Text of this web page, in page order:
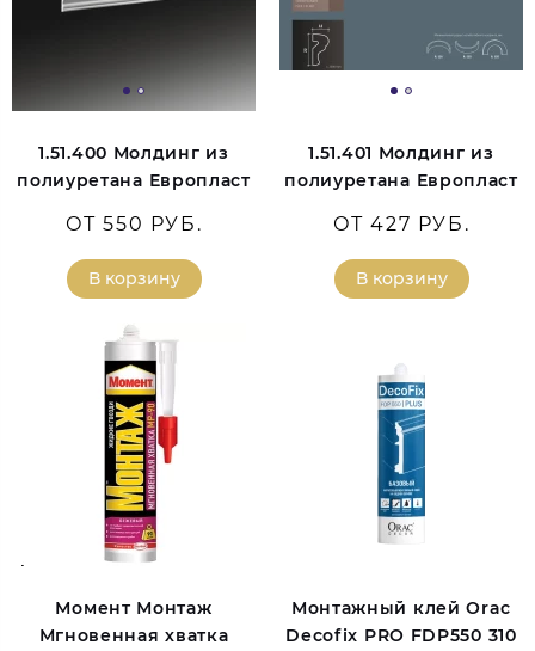
1.51.400 Молдинг из
полиуретана Европласт
ОТ 550 РУБ.
В корзину
1.51.401 Молдинг из
полиуретана Европласт
ОТ 427 РУБ.
В корзину
Момент Монтаж
Мгновенная хватка
Монтажный клей Orac
Decofix PRO FDP550 310